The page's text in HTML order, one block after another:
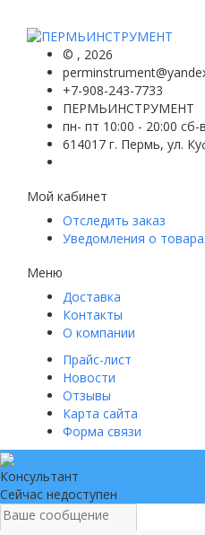
© , 2026
+7-908-243-7733
ПЕРМЬИНСТРУМЕНТ
пн- пт 10:00 - 20:00 сб-
614017 г. Пермь, ул.
Мой кабинет
Отследить заказ
Уведомления о
Меню
Доставка
Контакты
О компании
Прайс-лист
Новости
Отзывы
Карта сайта
Форма связи
Консультант
Сейчас недоступен